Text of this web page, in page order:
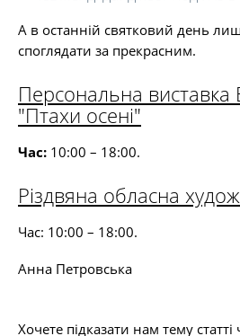
А в останній святковий день
споглядати за прекрасним.
Персональна виставка
"Птахи осені"
Час: 10:00 – 18:00.
Різдвяна обласна
Час: 10:00 – 18:00.
Анна Петровська
Хочете підказати нам тему